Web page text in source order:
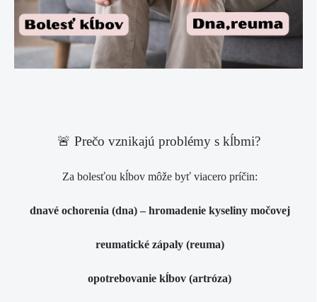
🚨 Prečo vznikajú problémy s kĺbmi?
Za bolesťou kĺbov môže byť viacero príčin:
dnavé ochorenia (dna)– hromadenie kyseliny močovej
reumatické zápaly (reuma)
opotrebovanie kĺbov (artróza)